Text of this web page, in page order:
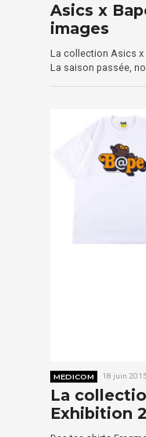
Asics x
images
La collection Asics x
La saison passée,
MEDICOM 18 juin 2015
La
Exhibition